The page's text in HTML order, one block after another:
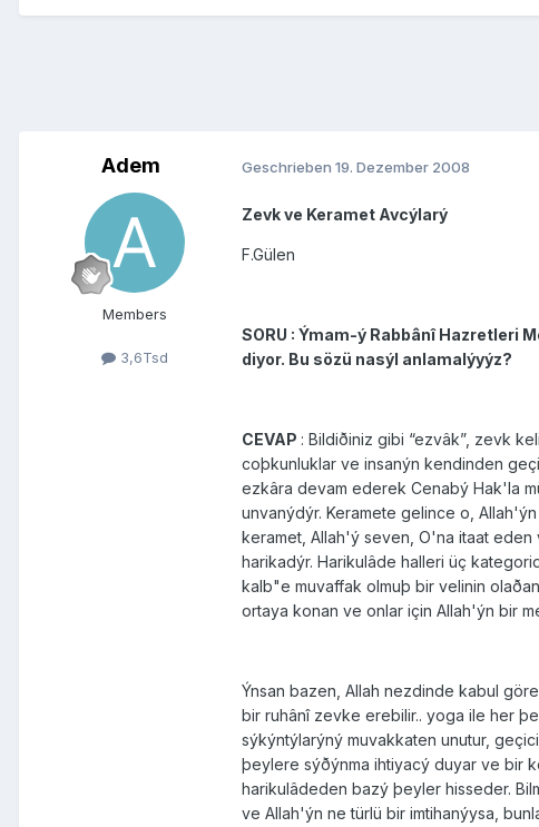
Adem
Members
3,6Tsd
Geschrieben 19. Dezember 2008
Zevk ve Keramet Avcýlarý
F.Gülen
SORU : Ýmam-ý Rabbânî Hazretleri
diyor. Bu sözü nasýl anlamalýyýz?
CEVAP : Bildiðiniz gibi “ezvâk”, zevk
coþkunluklar ve insanýn kendinden
ezkâra devam ederek Cenabý Hak'la
unvanýdýr. Keramete gelince o,
keramet, Allah'ý seven, O'na itaat
harikadýr. Harikulâde halleri üç
kalb"e muvaffak olmuþ bir velinin
ortaya konan ve onlar için Allah'ýn bir
Ýnsan bazen, Allah nezdinde kabul
bir ruhânî zevke erebilir.. yoga ile her
sýkýntýlarýný muvakkaten unutur,
þeylere sýðýnma ihtiyacý duyar ve bir
harikulâdeden bazý þeyler hisseder.
ve Allah'ýn ne türlü bir imtihanýysa,